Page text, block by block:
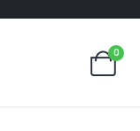
0